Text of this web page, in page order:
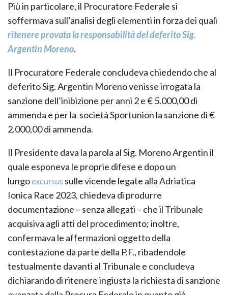
Più in particolare, il Procuratore Federale si
soffermava sull’analisi degli elementi in forza dei quali
ritenere provata la responsabilità del deferito Sig.
Argentin Moreno.
Il Procuratore Federale concludeva chiedendo che al
deferito Sig. Argentin Moreno venisse irrogata la
sanzione dell’inibizione per anni 2 e € 5.000,00 di
ammenda e per la società Sportunion la sanzione di €
2.000,00 di ammenda.
Il Presidente dava la parola al Sig. Moreno Argentin il
quale esponeva le proprie difese e dopo un
lungoexcursussulle vicende legate alla Adriatica
Ionica Race 2023, chiedeva di produrre
documentazione – senza allegati – che il Tribunale
acquisiva agli atti del procedimento; inoltre,
confermava le affermazioni oggetto della
contestazione da parte della P.F., ribadendole
testualmente davanti al Tribunale e concludeva
dichiarando di ritenere ingiusta la richiesta di sanzione